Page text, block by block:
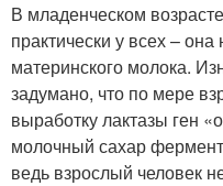
В младенческом
практически у всех –
материнского молока.
задумано, что по мере
выработку лактазы ген
молочный сахар
ведь взрослый человек